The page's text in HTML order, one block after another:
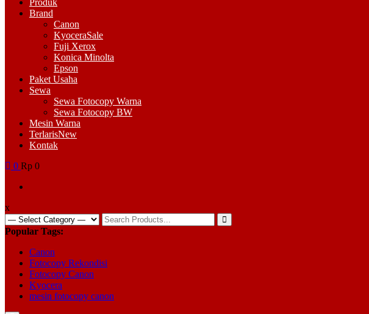
Produk
Brand
Canon
KyoceraSale
Fuji Xerox
Konica Minolta
Epson
Paket Usaha
Sewa
Sewa Fotocopy Warna
Sewa Fotocopy BW
Mesin Warna
TerlarisNew
Kontak
0 Rp 0
x
Search
for:
Popular Tags:
Canon
Fotocopy Rekondisi
Fotocopy Canon
Kyocera
mesin fotocopy canon